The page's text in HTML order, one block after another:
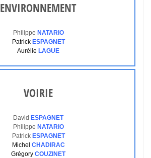
ENVIRONNEMENT
Philippe NATARIO
PatrickESPAGNET
Aurélie LAGUE
VOIRIE
David ESPAGNET
Philippe NATARIO
Patrick ESPAGNET
Michel CHADIRAC
Grégory COUZINET